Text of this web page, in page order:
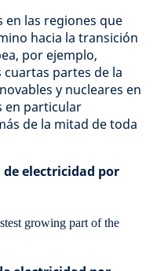
en las regiones que
hacia la transición
por ejemplo,
partes de la
y nucleares en
en particular
de la mitad de toda
electricidad por